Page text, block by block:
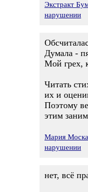
Экстракт
нарушении
Думала -
Мой грех,
Читать
их и
Поэтому
этим
Мария
нарушении
нет, всё